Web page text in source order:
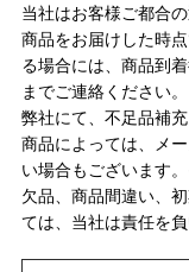
当社はお客様ご都合
商品をお届けした時
る場合には、商品到
までご連絡ください。
弊社にて、不足品補充
商品によっては、メ
い場合もございます
欠品、商品間違い、
ては、当社は責任を負